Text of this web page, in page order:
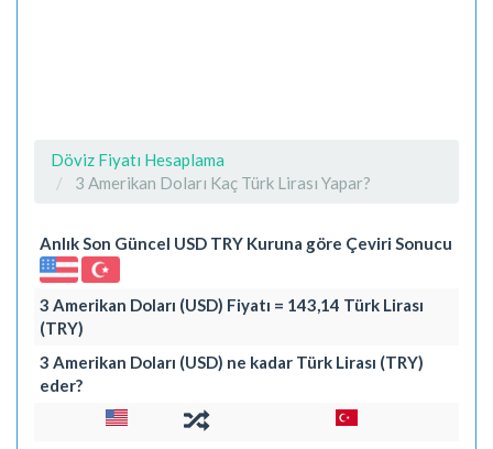
Döviz Fiyatı Hesaplama
3 Amerikan Doları Kaç Türk Lirası Yapar?
Anlık Son Güncel USD TRY Kuruna göre Çeviri Sonucu
3 Amerikan Doları (USD) Fiyatı = 143,14 Türk Lirası
(TRY)
3 Amerikan Doları (USD) ne kadar Türk Lirası (TRY)
eder?